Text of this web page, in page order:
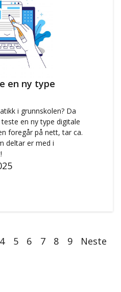
en ny type
i grunnskolen? Da
en ny type digitale
foregår på nett, tar ca.
deltar er med i
4
5
6
7
8
9
side
Neste